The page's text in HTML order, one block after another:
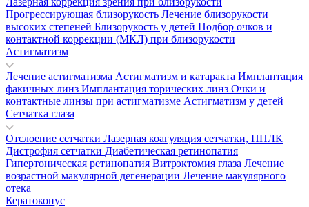
Прогрессирующая близорукость Лечение близорукости
высоких степеней Близорукость у детей Подбор очков и
контактной коррекции (МКЛ) при близорукости
Астигматизм
Лечение астигматизма Астигматизм и катаракта Имплантация
факичных линз Имплантация торических линз Очки и
контактные линзы при астигматизме Астигматизм у детей
Сетчатка глаза
Отслоение сетчатки Лазерная коагуляция сетчатки, ППЛК
Дистрофия сетчатки Диабетическая ретинопатия
Гипертоническая ретинопатия Витрэктомия глаза Лечение
возрастной макулярной дегенерации Лечение макулярного
отека
Кератоконус